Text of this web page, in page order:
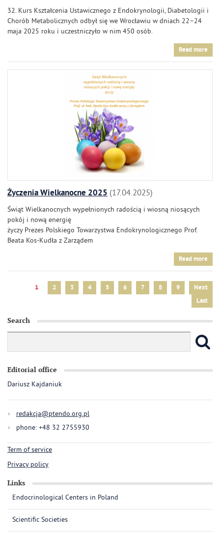
32. Kurs Kształcenia Ustawicznego z Endokrynologii, Diabetologii i
Chorób Metabolicznych odbył się we Wrocławiu w dniach 22–24
maja 2025 roku i uczestniczyło w nim 450 osób.
Read more
Życzenia Wielkanocne 2025 17.04.2025
Świąt Wielkanocnych wypełnionych radością i wiosną niosących
pokój i nową energię
życzy Prezes Polskiego Towarzystwa Endokrynologicznego Prof.
Beata Kos-Kudła z Zarządem
Read more
1 2 3 4 5 6 7 8 9
Next
Last
Search
Editorial office
Dariusz Kajdaniuk
redakcja@ptendo.org.pl
phone: +48 32 2755930
Term of service
Privacy policy
Links
Endocrinological Centers in Poland
Scientific Societies